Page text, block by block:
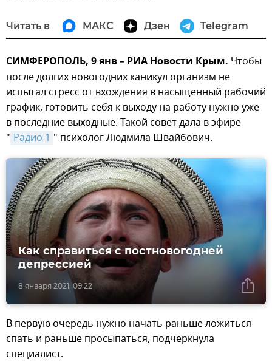
Читать в МАКС Дзен Telegram
СИМФЕРОПОЛЬ, 9 янв – РИА Новости Крым. Чтобы
после долгих новогодних каникул организм не
испытал стресс от вхождения в насыщенный рабочий
график, готовить себя к выходу на работу нужно уже
в последние выходные. Такой совет дала в эфире
" Радио 1 " психолог Людмила Швайбович.
8 января 2021, 09:22
Как справиться с постновогодней
депрессией
В первую очередь нужно начать раньше ложиться
спать и раньше просыпаться, подчеркнула
специалист.